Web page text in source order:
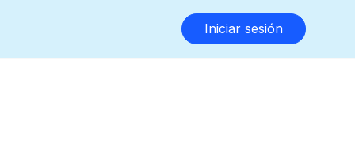
Iniciar sesión